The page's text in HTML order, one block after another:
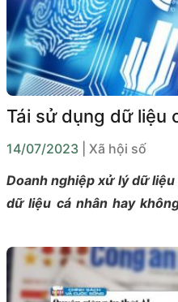
Tái sử dụng dữ liệu
14/07/2023
| Xã hội số
Doanh nghiệp xử lý dữ
dữ liệu cá nhân hay
được ban hành.